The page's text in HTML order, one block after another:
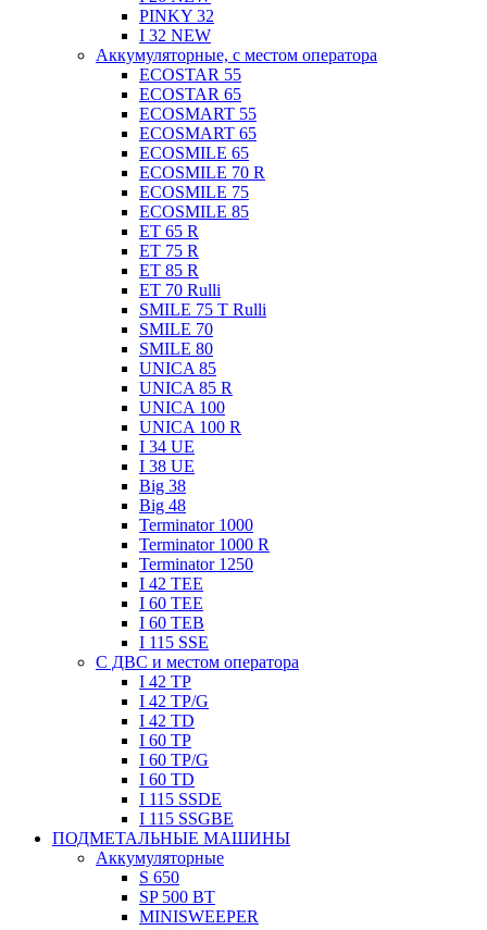
PINKY 32
I 32 NEW
Аккумуляторные, с местом оператора
ECOSTAR 55
ECOSTAR 65
ECOSMART 55
ECOSMART 65
ECOSMILE 65
ECOSMILE 70 R
ECOSMILE 75
ECOSMILE 85
ET 65 R
ET 75 R
ET 85 R
ET 70 Rulli
SMILE 75 T Rulli
SMILE 70
SMILE 80
UNICA 85
UNICA 85 R
UNICA 100
UNICA 100 R
I 34 UE
I 38 UE
Big 38
Big 48
Terminator 1000
Terminator 1000 R
Terminator 1250
I 42 TEE
I 60 TEE
I 60 TEB
I 115 SSE
C ДВC и местом оператора
I 42 TP
I 42 TP/G
I 42 TD
I 60 TP
I 60 TP/G
I 60 TD
I 115 SSDE
I 115 SSGBE
ПОДМЕТАЛЬНЫЕ МАШИНЫ
Aккумуляторные
S 650
SP 500 BT
MINISWEEPER